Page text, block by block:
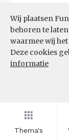
Thema's
Wij plaatsen
behoren te
waarmee wij
Deze cookies
informatie